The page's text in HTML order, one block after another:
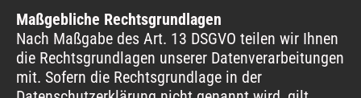
Maßgebliche Rechtsgrundlagen
Nach Maßgabe des Art. 13 DSGVO teilen wir Ihnen
die Rechtsgrundlagen unserer Datenverarbeitungen
mit. Sofern die Rechtsgrundlage in der